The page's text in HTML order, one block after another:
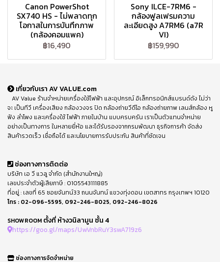
Canon PowerShot
SX740 HS - ไม่พลาดทุก
โอกาสในการบันทึกภาพ
(กล้องคอมแพค)
฿16,490
Sony ILCE-7RM6 -
กล้องฟูลเฟรมความ
ละเอียดสูง A7RM6 (a7R
VI)
฿159,990
เกี่ยวกับเรา AV VALUE.com
AV Value ร้านจำหน่ายเครื่องใช้ไฟฟ้า และอุปกรณ์ อิเล็กทรอนิกส์แบรนด์ดัง ไม่ว่า
จะ เป็นทีวี เครื่องเสียง กล้องวงจร ปิด กล้องถ่ายวีดีโอ กล้องถ่ายภาพ เลนส์กล้อง หู
ฟัง ลำโพง และเครื่องใช้ ไฟฟ้า ภายในบ้าน แบบครบครัน เราเป็นตัวแทนจำหน่าย
อย่างเป็นทางการ ในหลายยี่ห้อ และได้รับรองจากกรมพัฒนา ธุรกิจการค้า จัดส่ง
สินค้ารวดเร็ว เชื่อถือได้ และนโยบายการรับประกัน สินค้าที่ชัดเจน
ช่องทางการติดต่อ
บริษัท เอ วี แวลู จำกัด (สำนักงานใหญ่)
เลขประจำตัวผู้เสียภาษี : 0105543111885
ที่อยู่ : เลขที่ 65 ซอยจันทน์33 ถนนจันทน์ แขวงทุ่งดอน เขตสาทร กรุงเทพฯ 10120
โทร : 02-096-5595, 092-246-8025, 092-246-8026
SHOWROOM ตั้งที่ ห้างวนิลามูน ชั้น 4
https://goo.gl/maps/UwVnbRuY3swA719z6
ช่องทางการจัดจำหน่าย